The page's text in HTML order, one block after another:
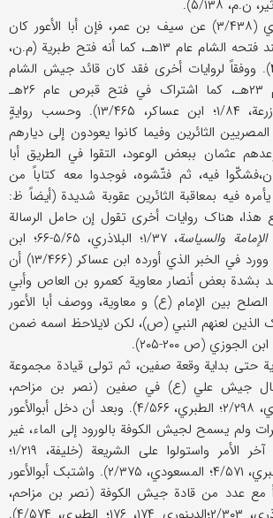
وطبقاً لما أورده الطبري (۳/۴۳۸) عن سیف بن عمر، فإن أبا الأعور کان
أحد قادة أبي عبیدة عند فتحه الشام عام ۱۳هـ، کما أنه فتح طبریة (م.ن،
۳/۳۹۶، ۴۴۰، ۴۴۲-۴۴۴). ووفقاً لروایات أخری فقد کان قائد جیش الشام
في حرب عموریة عام ۲۳هـ، کما اشتراک في فتح قبرص عام ۲۶هـ
(البسوي، ۳/۳۰۷؛ أبوزرعة، ۱/۸۴؛ ابن عساکر، ۱۳/۴۶۵). وحسب روایةٍ
۴/۳۶۷) فإن المصریین الثائرین وفیما کانوا یعودون إلی دیارهم
وعدهم عثمان ببعض الوعود، التقوا في الطریق أبا
فیه، ثم فتّشوه، فوجدوا معه کتاباً من
فیه بمعاقبة الثائرین عقوبة شدیدة (أیضاً ظ:
۱۹/۴۸۵). ومع هذا، هناک روایات أخری تقول إن حامل الرسالة
الإمامة والسیاسة
، ۱/۳۷؛ البلاذري، ۵/۶۵-۶۶؛ ابن
، ۳/۱۶۸). وورد في الخبر الذي أورده ابن عساکر (۱۳/۴۶۶) أن
بشدة بعض أنصار معاویة کعمرو بن العاص وأبي
بین الإمام (ع) و معاویة، ووصف أبا الأعور
الذین لعنهم النبي (ص)، لکن لایلاحظ اسمه ضمن
(ص ۲۰۰-۲۰۵).
حتی بدایة وقعة صفین، ثم تولی قیادة مجموعة
جیش علي (ع) في صفین (نصر بن مزاحم،
۱۵۲-۱۵۳ف ۲۱۳؛ البلاذري، ۲/۲۹۸؛ الطبري، ۴/۵۶۶). وبعد أن دخل أبوالأعور
ولم یسمح لجیش الکوفة بالورود إلی الماء، غیر
أن الکوفیین انتصروا آخر الأمر واستولوا علی الشریعة (خلیفة، ۱/۲۱۹؛‌
الدینوري، ۱۶۷-۱۶۸؛ الطبري، ۴/۵۷۱؛ المسعودي، ۲/۳۷۵). واشتبک أبوالأعور
مع عدد من قادة جیش الکوفة (نصر بن مزاحم،